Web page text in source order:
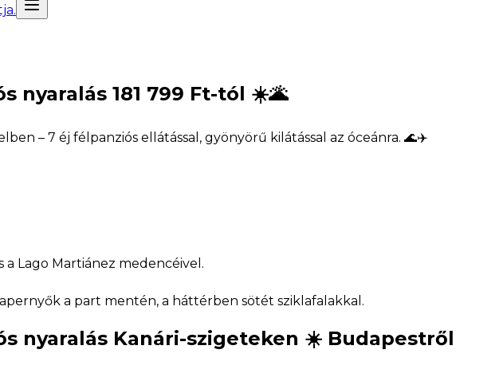
nyaralás 181 799 Ft-tól ☀️🌋
– 7 éj félpanziós ellátással, gyönyörű kilátással az óceánra. 🌊✈️
nyaralás Kanári-szigeteken ☀️ Budapestről